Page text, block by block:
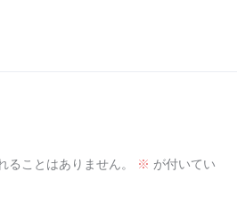
ることはありません。 ※ が付いてい